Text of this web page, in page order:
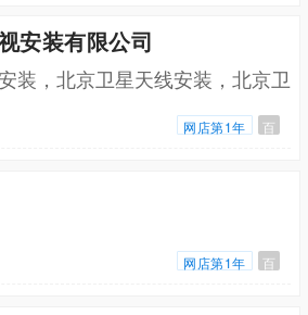
安装有限公司
装，北京卫星天线安装，北京卫
网店第1年 百
网店第1年 百